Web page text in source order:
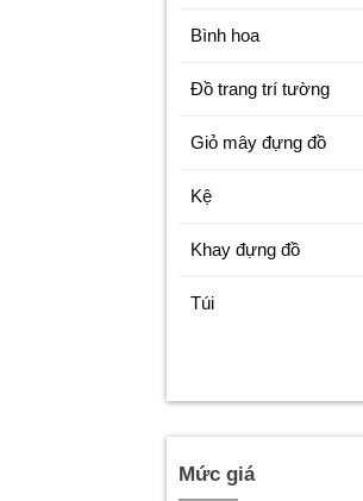
Bình hoa
Đồ trang trí tường
Giỏ mây đựng đồ
Kệ
Khay đựng đồ
Túi
Mức giá